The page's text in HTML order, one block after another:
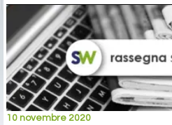
10 novembre 2020